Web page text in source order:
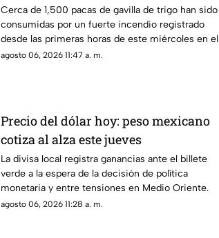
bomberos luchan por sofocarlo
Cerca de 1,500 pacas de gavilla de trigo han sido
consumidas por un fuerte incendio registrado
desde las primeras horas de este miércoles en el
Valle del Yaqui.
agosto 06, 2026 11:47 a. m.
Precio del dólar hoy: peso mexicano
cotiza al alza este jueves
La divisa local registra ganancias ante el billete
verde a la espera de la decisión de política
monetaria y entre tensiones en Medio Oriente.
agosto 06, 2026 11:28 a. m.